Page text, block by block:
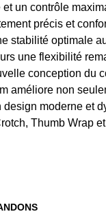
un contrôle
précis et
stabilité optimale
une flexibilité
conception du
améliore non
moderne et
Thumb Wrap